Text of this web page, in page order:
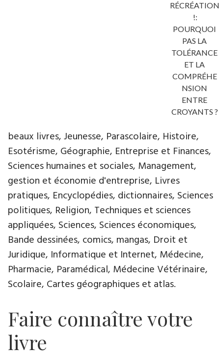
RÉCRÉATION
!:
POURQUOI
PAS LA
TOLÉRANCE
ET LA
COMPRÉHE
NSION
ENTRE
CROYANTS ?
beaux livres, Jeunesse, Parascolaire, Histoire,
Esotérisme, Géographie, Entreprise et Finances,
Sciences humaines et sociales, Management,
gestion et économie d'entreprise, Livres
pratiques, Encyclopédies, dictionnaires, Sciences
politiques, Religion, Techniques et sciences
appliquées, Sciences, Sciences économiques,
Bande dessinées, comics, mangas, Droit et
Juridique, Informatique et Internet, Médecine,
Pharmacie, Paramédical, Médecine Vétérinaire,
Scolaire, Cartes géographiques et atlas.
Faire connaître votre
livre